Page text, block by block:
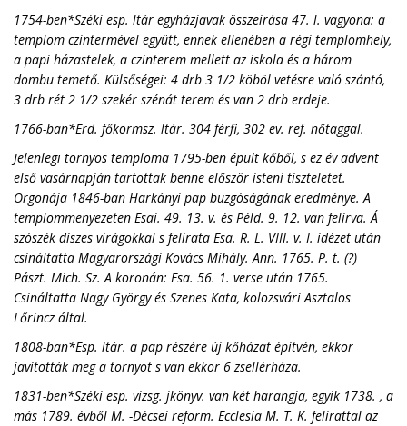
1754-ben*Széki esp. ltár egyházjavak összeirása 47. l. vagyona: a
templom czintermével együtt, ennek ellenében a régi templomhely,
a papi házastelek, a czinterem mellett az iskola és a három
dombu temető. Külsőségei: 4 drb 3 1/2 köböl vetésre való szántó,
3 drb rét 2 1/2 szekér szénát terem és van 2 drb erdeje.
1766-ban*Erd. főkormsz. ltár. 304 férfi, 302 ev. ref. nőtaggal.
Jelenlegi tornyos temploma 1795-ben épült kőből, s ez év advent
első vasárnapján tartottak benne először isteni tiszteletet.
Orgonája 1846-ban Harkányi pap buzgóságának eredménye. A
templommenyezeten Esai. 49. 13. v. és Péld. 9. 12. van felírva. Á
szószék díszes virágokkal s felirata Esa. R. L. VIII. v. I. idézet után
csináltatta Magyarországi Kovács Mihály. Ann. 1765. P. t. (?)
Pászt. Mich. Sz. A koronán: Esa. 56. 1. verse után 1765.
Csináltatta Nagy György és Szenes Kata, kolozsvári Asztalos
Lőrincz által.
1808-ban*Esp. ltár. a pap részére új kőházat építvén, ekkor
javították meg a tornyot s van ekkor 6 zsellérháza.
1831-ben*Széki esp. vizsg. jkönyv. van két harangja, egyik 1738. , a
más 1789. évből M. -Décsei reform. Ecclesia M. T. K. felirattal az